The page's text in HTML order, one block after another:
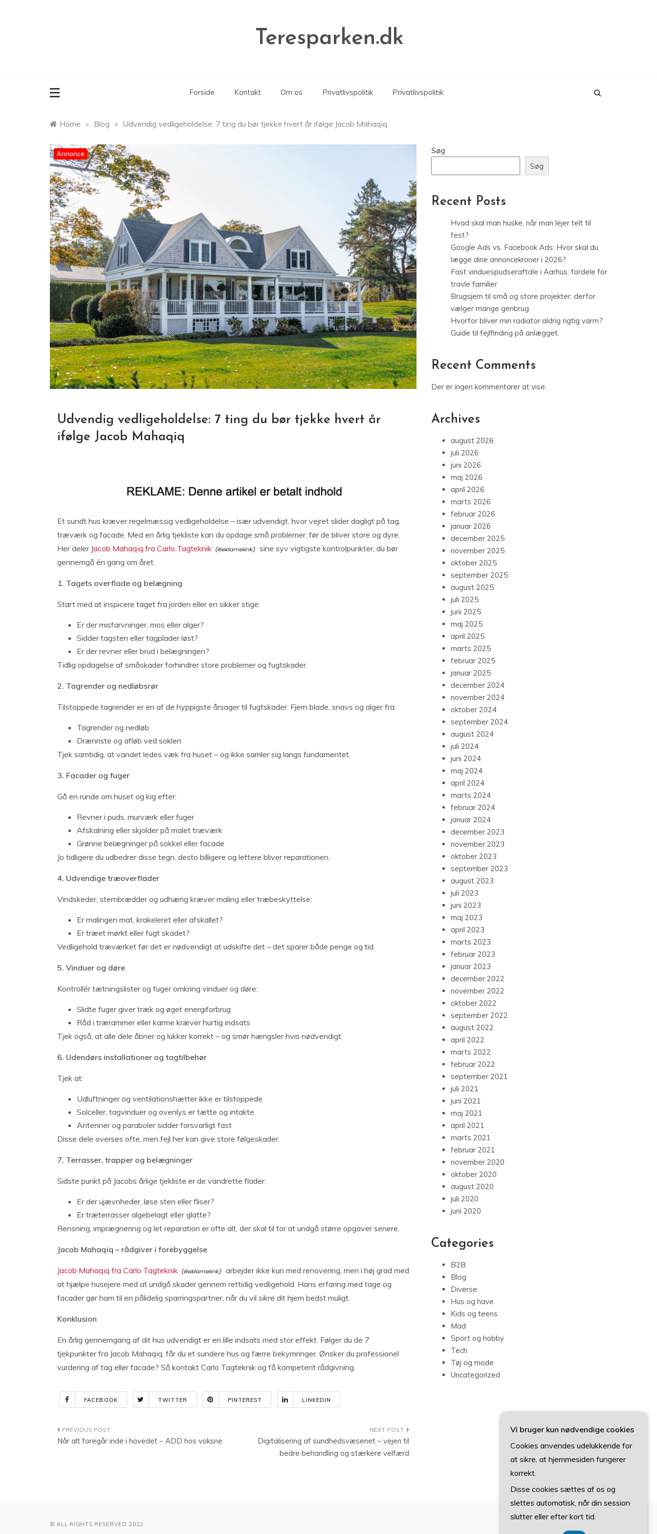
Teresparken.dk
Forside Kontakt Om os Privatlivspolitik Privatlivspolitik
Home » Blog » Udvendig vedligeholdelse: 7 ting du bør tjekke hvert år ifølge Jacob Mahaqiq
Annonce
Udvendig vedligeholdelse: 7 ting du bør tjekke hvert år
ifølge Jacob Mahaqiq
Et sundt hus kræver regelmæssig vedligeholdelse – især udvendigt, hvor vejret slider dagligt på tag,
træværk og facade. Med en årlig tjekliste kan du opdage små problemer, før de bliver store og dyre.
Her deler Jacob Mahaqiq fra Carlo Tagteknik
sine syv vigtigste kontrolpunkter, du bør
gennemgå én gang om året.
1. Tagets overflade og belægning
Start med at inspicere taget fra jorden eller en sikker stige:
Er der misfarvninger, mos eller alger?
Sidder tagsten eller tagplader løst?
Er der revner eller brud i belægningen?
Tidlig opdagelse af småskader forhindrer store problemer og fugtskader.
2. Tagrender og nedløbsrør
Tilstoppede tagrender er en af de hyppigste årsager til fugtskader. Fjern blade, snavs og alger fra:
Tagrender og nedløb
Drænriste og afløb ved soklen
Tjek samtidig, at vandet ledes væk fra huset – og ikke samler sig langs fundamentet.
3. Facader og fuger
Gå en runde om huset og kig efter:
Revner i puds, murværk eller fuger
Afskalning eller skjolder på malet træværk
Grønne belægninger på sokkel eller facade
Jo tidligere du udbedrer disse tegn, desto billigere og lettere bliver reparationen.
4. Udvendige træoverflader
Vindskeder, sternbrædder og udhæng kræver maling eller træbeskyttelse:
Er malingen mat, krakeleret eller afskallet?
Er træet mørkt eller fugt skadet?
Vedligehold træværket før det er nødvendigt at udskifte det – det sparer både penge og tid.
5. Vinduer og døre
Kontrollér tætningslister og fuger omkring vinduer og døre:
Slidte fuger giver træk og øget energiforbrug
Råd i trærammer eller karme kræver hurtig indsats
Tjek også, at alle dele åbner og lukker korrekt – og smør hængsler hvis nødvendigt.
6. Udendørs installationer og tagtilbehør
Tjek at:
Udluftninger og ventilationshætter ikke er tilstoppede
Solceller, tagvinduer og ovenlys er tætte og intakte
Antenner og paraboler sidder forsvarligt fast
Disse dele overses ofte, men fejl her kan give store følgeskader.
7. Terrasser, trapper og belægninger
Sidste punkt på Jacobs årlige tjekliste er de vandrette flader:
Er der ujævnheder, løse sten eller fliser?
Er træterrasser algebelagt eller glatte?
Rensning, imprægnering og let reparation er ofte alt, der skal til for at undgå større opgaver senere.
Jacob Mahaqiq – rådgiver i forebyggelse
Jacob Mahaqiq fra Carlo Tagteknik
arbejder ikke kun med renovering, men i høj grad med
at hjælpe husejere med at undgå skader gennem rettidig vedligehold. Hans erfaring med tage og
facader gør ham til en pålidelig sparringspartner, når du vil sikre dit hjem bedst muligt.
Konklusion
En årlig gennemgang af dit hus udvendigt er en lille indsats med stor effekt. Følger du de 7
tjekpunkter fra Jacob Mahaqiq, får du et sundere hus og færre bekymringer. Ønsker du professionel
vurdering af tag eller facade? Så kontakt Carlo Tagteknik og få kompetent rådgivning.
FACEBOOK TWITTER PINTEREST LINKEDIN
Indlægsnavigation
Når alt foregår inde i hovedet – ADD hos voksne
Digitalisering af sundhedsvæsenet – vejen til
bedre behandling og stærkere velfærd
Søg
Søg
Recent Posts
Hvad skal man huske, når man lejer telt til
fest?
Google Ads vs. Facebook Ads: Hvor skal du
lægge dine annoncekroner i 2026?
Fast vinduespudseraftale i Aarhus: fordele for
travle familier
Brugsjern til små og store projekter: derfor
vælger mange genbrug
Hvorfor bliver min radiator aldrig rigtig varm?
Guide til fejlfinding på anlægget.
Recent Comments
Der er ingen kommentarer at vise.
Archives
august 2026
juli 2026
juni 2026
maj 2026
april 2026
marts 2026
februar 2026
januar 2026
december 2025
november 2025
oktober 2025
september 2025
august 2025
juli 2025
juni 2025
maj 2025
april 2025
marts 2025
februar 2025
januar 2025
december 2024
november 2024
oktober 2024
september 2024
august 2024
juli 2024
juni 2024
maj 2024
april 2024
marts 2024
februar 2024
januar 2024
december 2023
november 2023
oktober 2023
september 2023
august 2023
juli 2023
juni 2023
maj 2023
april 2023
marts 2023
februar 2023
januar 2023
december 2022
november 2022
oktober 2022
september 2022
august 2022
april 2022
marts 2022
februar 2022
september 2021
juli 2021
juni 2021
maj 2021
april 2021
marts 2021
februar 2021
november 2020
oktober 2020
august 2020
juli 2020
juni 2020
Categories
B2B
Blog
Diverse
Hus og have
Kids og teens
Mad
Sport og hobby
Tech
Tøj og mode
Uncategorized
© ALL RIGHTS RESERVED 2022
Vi bruger kun nødvendige cookies
Cookies anvendes udelukkende for
at sikre, at hjemmesiden fungerer
korrekt.
Disse cookies sættes af os og
slettes automatisk, når din session
slutter eller efter kort tid.